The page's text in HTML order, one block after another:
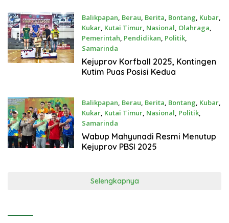
Balikpapan, Berau, Berita, Bontang, Kubar,
Kukar, Kutai Timur, Nasional, Olahraga,
Pemerintah, Pendidikan, Politik,
Samarinda
Oktober 27, 2025
Kejuprov Korfball 2025, Kontingen
Kutim Puas Posisi Kedua
Balikpapan, Berau, Berita, Bontang, Kubar,
Kukar, Kutai Timur, Nasional, Politik,
Samarinda
Oktober 26, 2025
Wabup Mahyunadi Resmi Menutup
Kejuprov PBSI 2025
Selengkapnya